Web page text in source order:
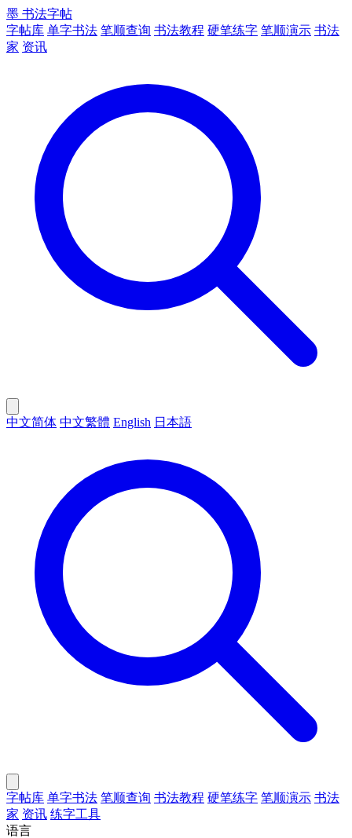
墨 书法字帖
字帖库 单字书法 笔顺查询 书法教程 硬笔练字 笔顺演示 书法
家 资讯
中文简体 中文繁體 English 日本語
字帖库 单字书法 笔顺查询 书法教程 硬笔练字 笔顺演示 书法
家 资讯 练字工具
语言